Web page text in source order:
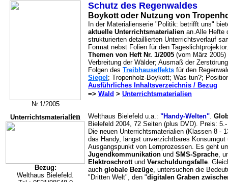
Nr.1/2005
Schutz des Regenwaldes
Boykott oder Nutzung von
In der Materialienserie "Politik: betrifft uns"
aktuelle Unterrichtsmaterialien an.Alle Hefte
strukturierten detaillierten Unterrichtsverlauf
Format nebst Folien für den Tageslichtprojektor.
Themen von Heft Nr. 1/2005 (vom März 2005)
Verbreitung der Wälder; Ausmaß der
Folgen des Treibhauseffekts für den
Siegel ; Tropenholz-Boykott; Was tun?;
Ausführliches Inhaltsverzeichnis / Bezug
=> Wald > Unterrichtsmaterialien
Unterrichtsmaterial ien
Bezug:
Welthaus Bielefeld.
Welthaus Bielefeld u.a.: "Handy-Welten".
Bielefeld 2004, 72 Seiten (plus DVD). Preis:
Die neuen Unterrichtsmaterialien (Klassen 8 -
das Handy, längst unverzichtbares
Ausgangspunkt von Lernprozessen. Es geht
Jugendkommunikation und SMS-Sprache,
Elektroschrottund Verschuldungsfalle.
auch globale Bezüge, untersuchen die
"Dritten Welt", den "digitalen Graben